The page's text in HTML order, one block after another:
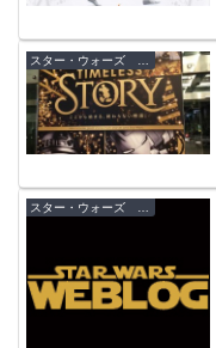
スター・ウォーズ ビデオゲーム